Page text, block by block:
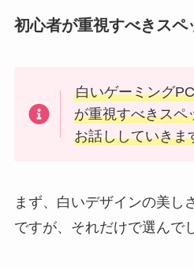
初心者が重視すべきスペ
白いゲーミング
が重視すべきスペ
お話ししていきま
まず、白いデザインの美し
ですが、それだけで選んで